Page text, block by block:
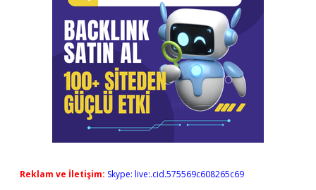
Reklam ve İletişim: Skype: live:.cid.575569c608265c69